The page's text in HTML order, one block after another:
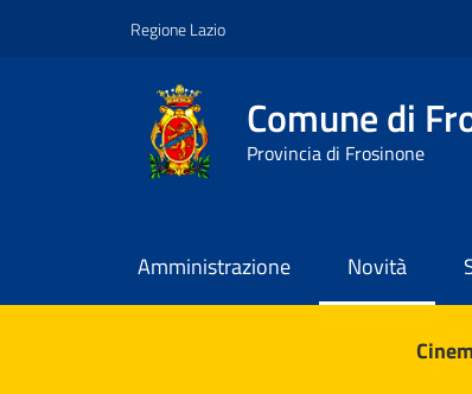
Regione Lazio
Comune di
Provincia di Frosinone
Amministrazione Novità
Contenuti in evidenza